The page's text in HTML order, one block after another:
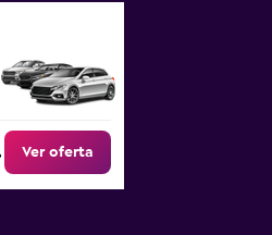
Ver oferta